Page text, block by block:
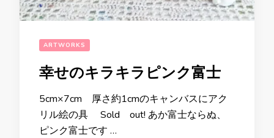
ARTWORKS
幸せのキラキラピンク富士
5cm×7cm 厚さ約1cmのキャンバスにアク
リル絵の具 Sold out! あか富士ならぬ、
ピンク富士です …